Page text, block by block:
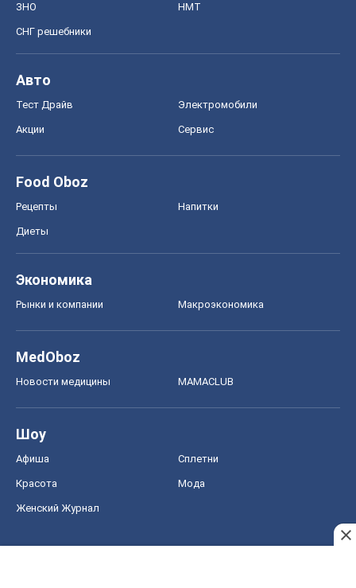
ЗНО НМТ
СНГ решебники
Авто
Тест Драйв Электромобили
Акции Сервис
Food Oboz
Рецепты Напитки
Диеты
Экономика
Рынки и компании Mакроэкономика
MedOboz
Новости медицины MAMACLUB
Шоу
Афиша Сплетни
Красота Мода
Женский Журнал